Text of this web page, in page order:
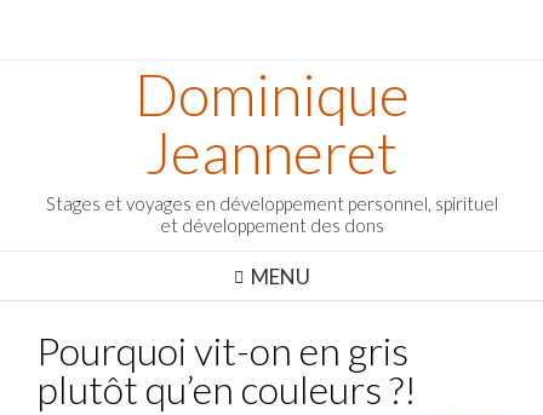
Dominique
Jeanneret
Stages et voyages en développement personnel, spirituel
et développement des dons
MENU
Pourquoi vit-on en gris
plutôt qu’en couleurs ?!